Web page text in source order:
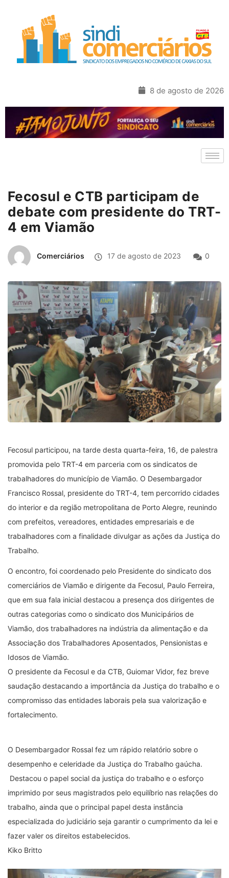
8 de agosto de 2026
Fecosul e CTB participam de
debate com presidente do TRT-
4 em Viamão
Comerciários 17 de agosto de 2023 0
Fecosul participou, na tarde desta quarta-feira, 16, de palestra
promovida pelo TRT-4 em parceria com os sindicatos de
trabalhadores do município de Viamão. O Desembargador
Francisco Rossal, presidente do TRT-4, tem percorrido cidades
do interior e da região metropolitana de Porto Alegre, reunindo
com prefeitos, vereadores, entidades empresariais e de
trabalhadores com a finalidade divulgar as ações da Justiça do
Trabalho.
O encontro, foi coordenado pelo Presidente do sindicato dos
comerciários de Viamão e dirigente da Fecosul, Paulo Ferreira,
que em sua fala inicial destacou a presença dos dirigentes de
outras categorias como o sindicato dos Municipários de
Viamão, dos trabalhadores na indústria da alimentação e da
Associação dos Trabalhadores Aposentados, Pensionistas e
Idosos de Viamão.
O presidente da Fecosul e da CTB, Guiomar Vidor, fez breve
saudação destacando a importância da Justiça do trabalho e o
compromisso das entidades laborais pela sua valorização e
fortalecimento.
O Desembargador Rossal fez um rápido relatório sobre o
desempenho e celeridade da Justiça do Trabalho gaúcha.
Destacou o papel social da justiça do trabalho e o esforço
imprimido por seus magistrados pelo equilíbrio nas relações do
trabalho, ainda que o principal papel desta instância
especializada do judiciário seja garantir o cumprimento da lei e
fazer valer os direitos estabelecidos.
Kiko Britto